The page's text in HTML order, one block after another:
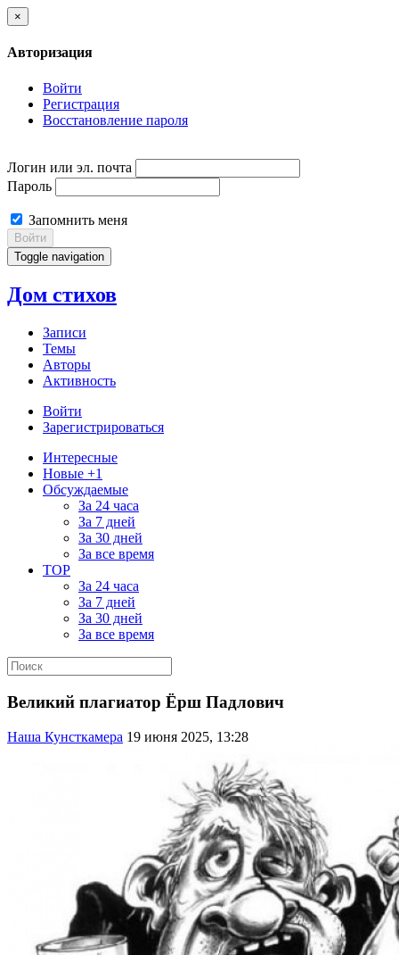
×
Авторизация
Войти
Регистрация
Восстановление пароля
Логин или эл. почта
Пароль
Запомнить меня
Войти
Toggle navigation
Дом стихов
Записи
Темы
Авторы
Активность
Войти
Зарегистрироваться
Интересные
Новые +1
Обсуждаемые
За 24 часа
За 7 дней
За 30 дней
За все время
TOP
За 24 часа
За 7 дней
За 30 дней
За все время
Великий плагиатор Ёрш Падлович
Наша Кунсткамера 19 июня 2025, 13:28